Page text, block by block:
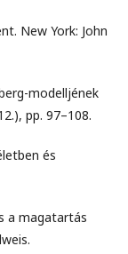
New York: John
modelljének
pp. 97–108.
és
a magatartás